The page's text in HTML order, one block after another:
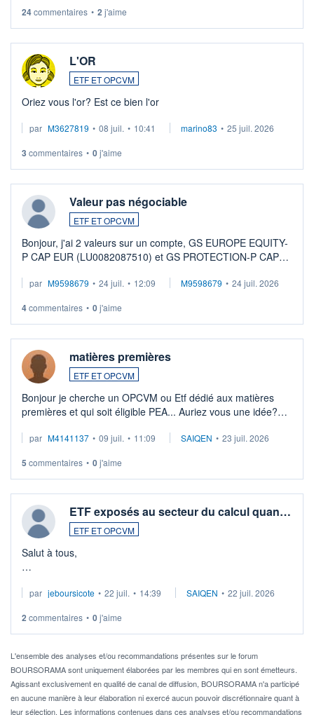
24commentaires • 2 j'aime
L'OR
ETF ET OPCVM
Oriez vous l'or? Est ce bien l'or
par M3627819 • 08 juil. • 10:41 marino83 • 25 juil. 2026
3 commentaires • 0j'aime
Valeur pas négociable
ETF ET OPCVM
Bonjour, j'ai 2 valeurs sur un compte, GS EUROPE EQUITY-
P CAP EUR (LU0082087510) et GS PROTECTION-P CAP
veux procéder à la vente, on me signale ...
par M9598679 • 24 juil. • 12:09 M9598679 • 24 juil. 2026
4commentaires • 0j'aime
matières premières
ETF ET OPCVM
Bonjour je cherche un OPCVM ou Etf dédié aux matières
premières et qui soit éligible PEA... Auriez vous une idée?
par M4141137 • 09 juil. • 11:09 SAIQEN • 23 juil. 2026
5 commentaires • 0j'aime
ETF exposés au secteur du calcul quan…
ETF ET OPCVM
Salut à tous,
via un ETF plutôt que des actions individuelles.
Idéalement, je voudrais qu'il soit éligible au PEA.
Pour l' ...
par jeboursicote • 22 juil. • 14:39 SAIQEN • 22 juil. 2026
2 commentaires • 0j'aime
L'ensemble des analyses et/ou recommandations présentes sur le forum
BOURSORAMA sont uniquement élaborées par les membres qui en sont émetteurs.
Agissant exclusivement en qualité de canal de diffusion, BOURSORAMA n'a participé
en aucune manière à leur élaboration ni exercé aucun pouvoir discrétionnaire quant à
leur sélection. Les informations contenues dans ces analyses et/ou recommandations